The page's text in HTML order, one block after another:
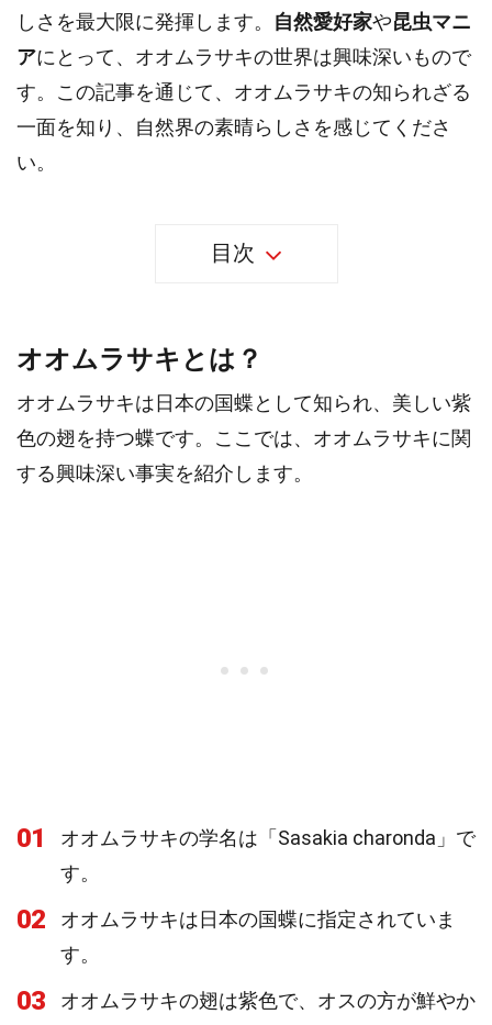
しさを最大限に発揮します。 自然愛好家や昆虫マニ
アにとって、オオムラサキの世界は興味深いもので
す。この記事を通じて、オオムラサキの知られざる
一面を知り、自然界の素晴らしさを感じてくださ
い。
目次
オオムラサキとは？
オオムラサキは日本の国蝶として知られ、美しい紫
色の翅を持つ蝶です。ここでは、オオムラサキに関
する興味深い事実を紹介します。
01
オオムラサキの学名は「Sasakia charonda」で
す。
02
オオムラサキは日本の国蝶に指定されていま
す。
03
オオムラサキの翅は紫色で、オスの方が鮮やか